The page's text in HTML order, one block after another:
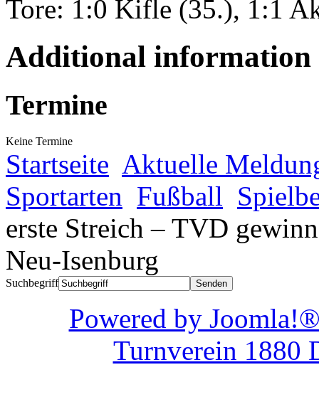
Tore: 1:0 Kifle (35.), 1:1
Additional information
Termine
Keine Termine
Startseite Aktuelle
Sportarten Fußball
erste Streich – TVD
Neu-Isenburg
Suchbegriff
Powered by
Turnverein